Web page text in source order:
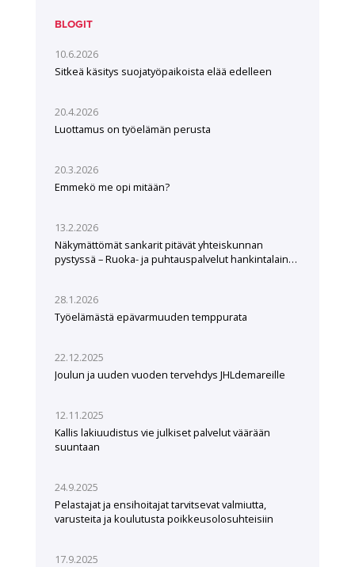
BLOGIT
10.6.2026
Sitkeä käsitys suojatyöpaikoista elää edelleen
20.4.2026
Luottamus on työelämän perusta
20.3.2026
Emmekö me opi mitään?
13.2.2026
Näkymättömät sankarit pitävät yhteiskunnan
pystyssä – Ruoka- ja puhtauspalvelut hankintalain
28.1.2026
Työelämästä epävarmuuden temppurata
22.12.2025
Joulun ja uuden vuoden tervehdys JHLdemareille
12.11.2025
Kallis lakiuudistus vie julkiset palvelut väärään
suuntaan
24.9.2025
Pelastajat ja ensihoitajat tarvitsevat valmiutta,
varusteita ja koulutusta poikkeusolosuhteisiin
17.9.2025